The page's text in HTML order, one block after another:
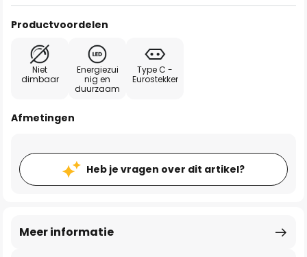
Productvoordelen
Niet
dimbaar
Energiezui
nig en
duurzaam
Type C -
Eurostekker
Afmetingen
Heb je vragen over dit artikel?
Meer informatie